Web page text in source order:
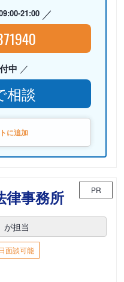
21:00
中
相談
に追加
律事務所 PR
が担当
面談可能